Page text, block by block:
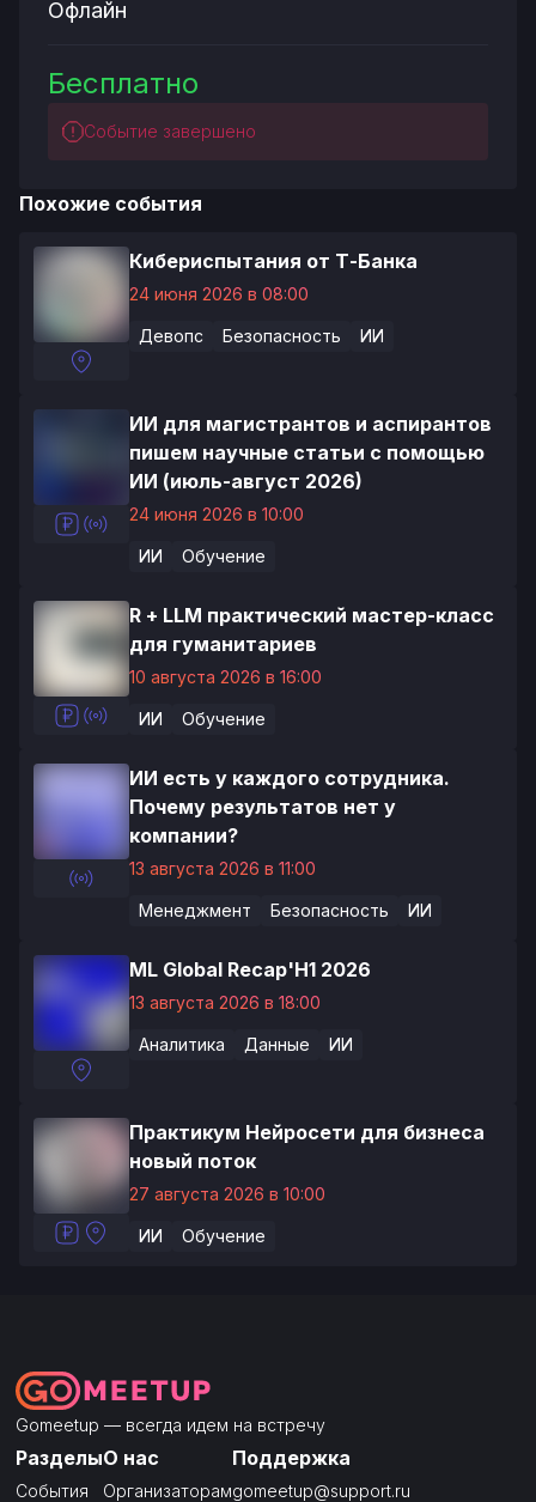
Офлайн
Бесплатно
Событие завершено
Похожие события
Кибериспытания от Т-Банка
24 июня 2026 в 08:00
Девопс Безопасность ИИ
ИИ для магистрантов и аспирантов
пишем научные статьи с помощью
ИИ (июль-август 2026)
24 июня 2026 в 10:00
ИИ Обучение
R + LLM практический мастер-класс
для гуманитариев
10 августа 2026 в 16:00
ИИ Обучение
ИИ есть у каждого сотрудника.
Почему результатов нет у
компании?
13 августа 2026 в 11:00
Менеджмент Безопасность ИИ
ML Global Recap'H1 2026
13 августа 2026 в 18:00
Аналитика Данные ИИ
Практикум Нейросети для бизнеса
новый поток
27 августа 2026 в 10:00
ИИ Обучение
Gomeetup — всегда идем на встречу
Разделы
События
О нас
Организаторам
Поддержка
gomeetup@support.ru